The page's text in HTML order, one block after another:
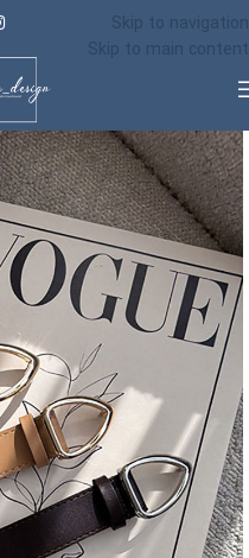
Skip to navigation
Skip to main content